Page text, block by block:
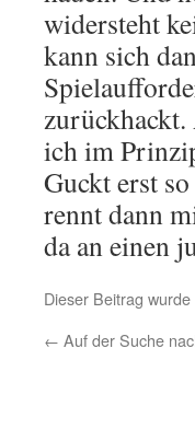
widersteht
kann sich
ich im
Guckt erst
rennt dann
da an einen
Dieser Beitrag
← Auf der Suche